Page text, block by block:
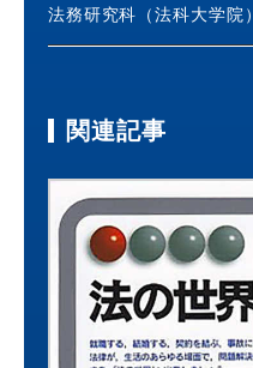
法務研究科（法科大学院）
関連記事